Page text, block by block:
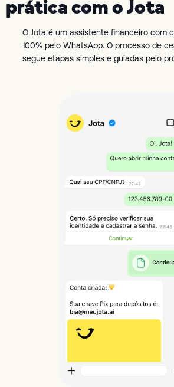
prática com o Jota
O Jota é um assistente financeiro com
100% pelo WhatsApp. O processo de
segue etapas simples e guiadas pelo